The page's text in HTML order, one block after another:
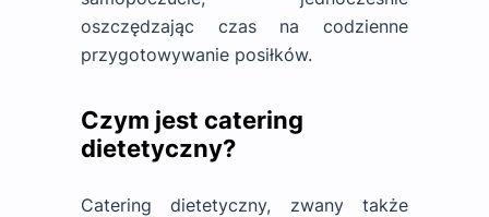
oszczędzając czas na codzienne
przygotowywanie posiłków.
Czym jest catering
dietetyczny?
Catering dietetyczny, zwany także